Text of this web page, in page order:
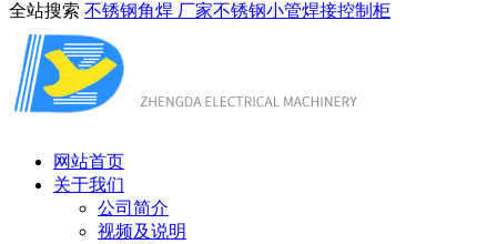
全站搜索 不锈钢角焊 厂家不锈钢小管焊接控制柜
网站首页
关于我们
公司简介
视频及说明